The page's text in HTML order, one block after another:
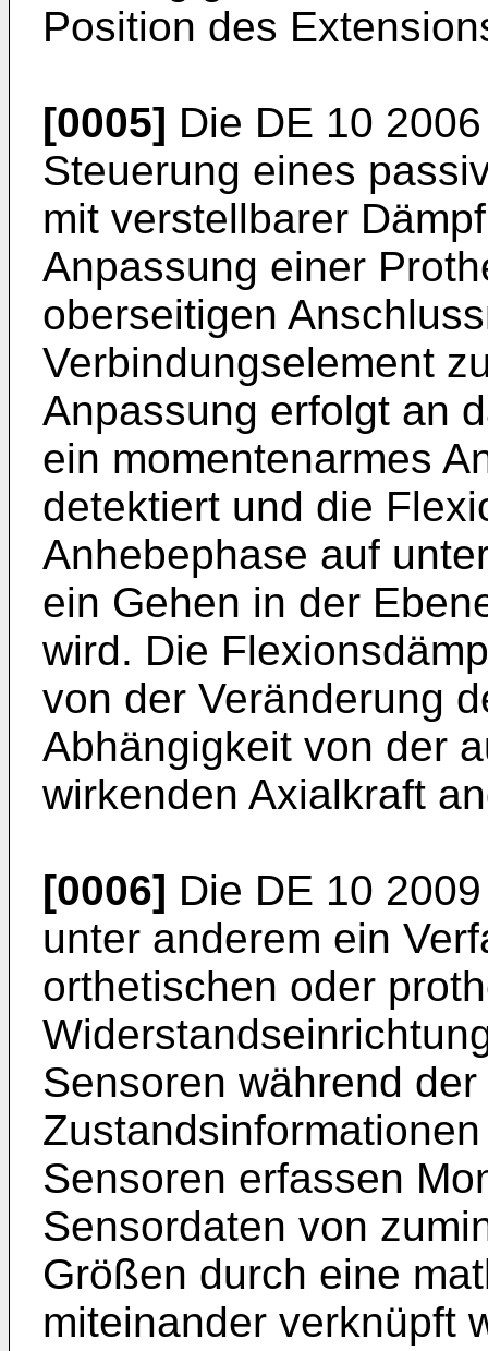
Position des
[0005] Die DE 10
Steuerung eines
mit verstellbarer
Anpassung einer
oberseitigen
Verbindungselement
Anpassung erfolgt an
ein momentenarmes
detektiert und die
Anhebephase auf
ein Gehen in der
wird. Die
von der Veränderung
Abhängigkeit von der
wirkenden Axialkraft
[0006] Die DE 10
unter anderem ein
orthetischen oder
Sensoren während
Sensoren erfassen
Sensordaten von
Größen durch eine
miteinander verknüpft